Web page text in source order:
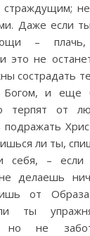
страждущим;
Даже если
–
это не
сострадать
Богом, и еще
терпят от
ли ты,
себя, –
делаешь
от
ты
но не